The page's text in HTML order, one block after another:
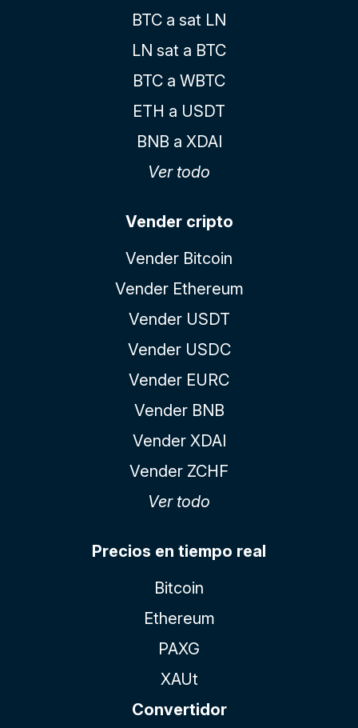
BTC a sat LN
LN sat a BTC
BTC a WBTC
ETH a USDT
BNB a XDAI
Ver todo
Vender cripto
Vender Bitcoin
Vender Ethereum
Vender USDT
Vender USDC
Vender EURC
Vender BNB
Vender XDAI
Vender ZCHF
Ver todo
Precios en tiempo real
Bitcoin
Ethereum
PAXG
XAUt
Convertidor